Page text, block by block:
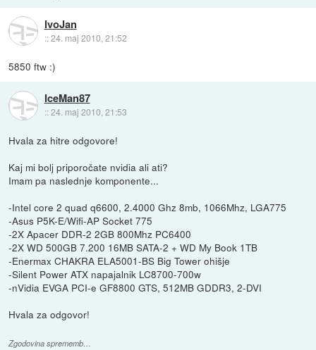
IvoJan
::24. maj 2010, 21:52
5850 ftw :)
IceMan87
::24. maj 2010, 21:53
Hvala za hitre odgovore!
Kaj mi bolj priporočate nvidia ali ati?
Imam pa naslednje komponente...
-Intel core 2 quad q6600, 2.4000 Ghz 8mb, 1066Mhz, LGA775
-Asus P5K-E/Wifi-AP Socket 775
-2X Apacer DDR-2 2GB 800Mhz PC6400
-2X WD 500GB 7.200 16MB SATA-2 + WD My Book 1TB
-Enermax CHAKRA ELA5001-BS Big Tower ohišje
-Silent Power ATX napajalnik LC8700-700w
-nVidia EVGA PCI-e GF8800 GTS, 512MB GDDR3, 2-DVI
Hvala za odgovor!
Zgodovina sprememb…